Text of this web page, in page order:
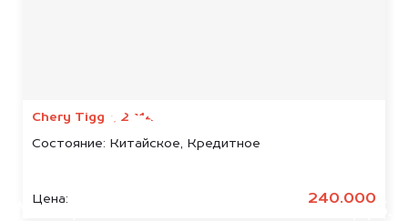
Chery Tiggo, 2014
Состояние: Китайское, Кредитное
Цена: 240.000
БЕСПЛАТНО
Узнайте стоимость автомобиля
Мы купим ваше авто на 20.000 руб.